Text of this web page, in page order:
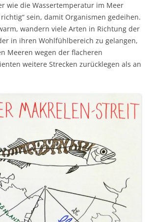
wie die Wassertemperatur im Meer
sein, damit Organismen gedeihen.
wandern viele Arten in Richtung der
in ihren Wohlfühlbereich zu gelangen,
Meeren wegen der flacheren
weitere Strecken zurücklegen als an